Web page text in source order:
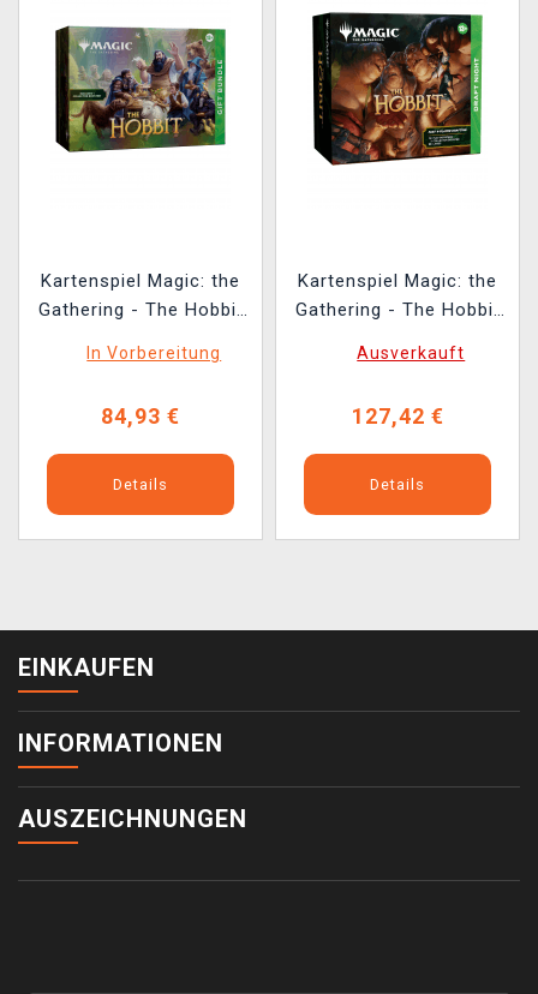
Kartenspiel Magic: the
Gathering - The Hobbit
In Vorbereitung
84,93 €
Details
Kartenspiel Magic: the
Gathering - The Hobbit
Ausverkauft
127,42 €
Details
EINKAUFEN
INFORMATIONEN
AUSZEICHNUNGEN